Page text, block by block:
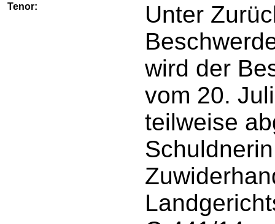
Tenor:
Unter
wird der
vom 20.
teilweise